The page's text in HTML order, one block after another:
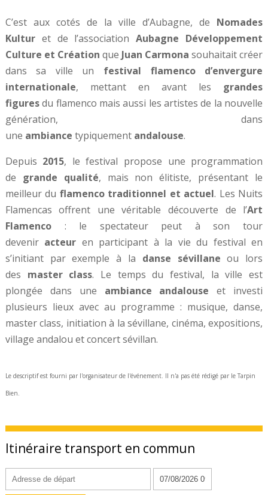
C’est aux cotés de la ville d’Aubagne, de Nomades
Kulturet de l’associationAubagne Développement
Culture et Création que Juan Carmona souhaitait créer
dans sa ville un festival flamenco d’envergure
internationale, mettant en avant les grandes
figuresdu flamenco mais aussi les artistes de la nouvelle
génération, dans
une ambiance typiquement andalouse.
Depuis 2015, le festival propose une programmation
de grande qualité, mais non élitiste, présentant le
meilleur du flamenco traditionnel et actuel. Les Nuits
Flamencas offrent une véritable découverte de l’Art
Flamenco: le spectateur peut à son tour
devenir acteur en participant à la vie du festival en
s’initiant par exemple à la danse sévillane ou lors
des master class. Le temps du festival, la ville est
plongée dans une ambiance andalouse et investi
plusieurs lieux avec au programme : musique, danse,
master class, initiation à la sévillane, cinéma, expositions,
village andalou et concert sévillan.
Le descriptif est fourni par l'organisateur de l'événement. Il n'a pas été rédigé par le Tarpin
Bien.
Itinéraire transport en commun